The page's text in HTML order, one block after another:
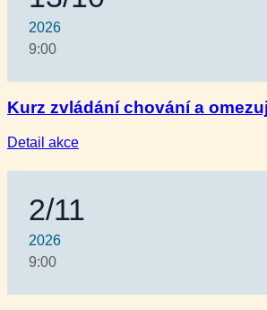
2026
9:00
Kurz zvládání chování a
Detail akce:
zvládání
postupy
2/11
2026
9:00